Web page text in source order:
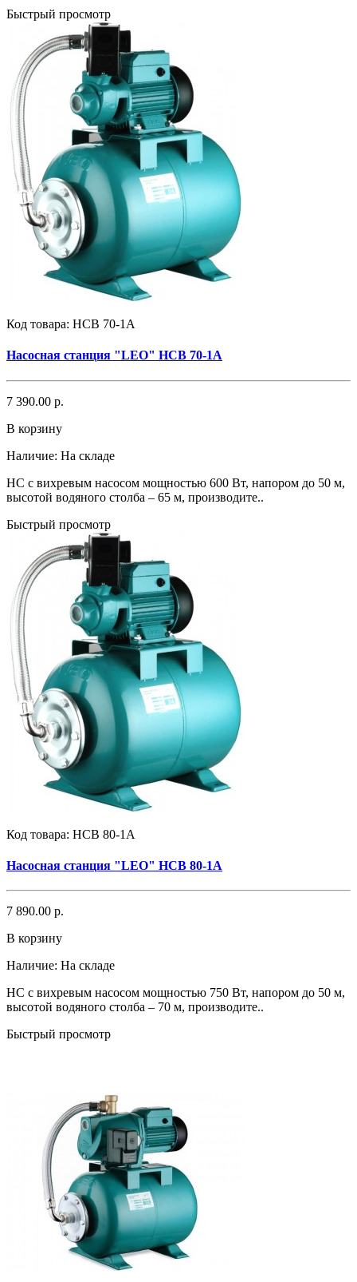
Быстрый просмотр
Код товара: НСВ 70-1А
Насосная станция "LEO" НСВ 70-1А
7 390.00 р.
В корзину
Наличие: На складе
НС с вихревым насосом мощностью 600 Вт, напором до 50 м,
высотой водяного столба – 65 м, производите..
Быстрый просмотр
Код товара: НСВ 80-1А
Насосная станция "LEO" НСВ 80-1А
7 890.00 р.
В корзину
Наличие: На складе
НС с вихревым насосом мощностью 750 Вт, напором до 50 м,
высотой водяного столба – 70 м, производите..
Быстрый просмотр